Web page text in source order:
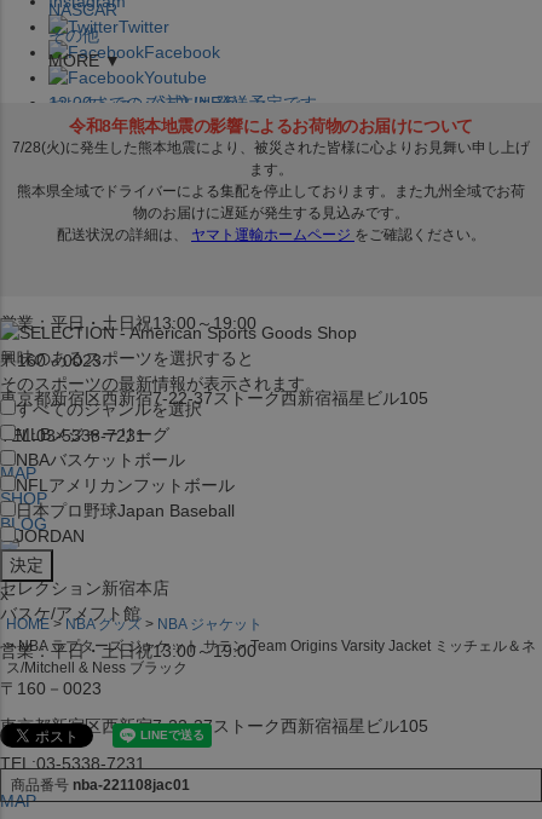
Twitter
Facebook
Youtube
セレクション公式LINE@
営業：平日・土日祝13:00～19:00
〒160－0023
東京都新宿区西新宿7-22-37ストーク西新宿福星ビル105
TEL:03-5338-7231
MAP
SHOP
BLOG
セレクション新宿本店
バスケ/アメフト館
営業：平日・土日祝13:00～19:00
〒160－0023
東京都新宿区西新宿7-22-37ストーク西新宿福星ビル105
TEL:03-5338-7231
MAP
NASCAR
その他
MORE ▼
12:00までのご注文は発送予定です。
在庫品は 1-3営業日内で発送!! ※お取寄せ商品は対象外
興味のあるスポーツを選択すると
そのスポーツの最新情報が表示されます。
すべてのジャンルを選択
MLBメジャーリーグ
NBAバスケットボール
NFL アメリカンフットボール
日本プロ野球Japan Baseball
JORDAN
x
HOME NBA グッズ
NBA ジャケット
NBA ラプターズ ジャケット サテン Team Origins Varsity Jacket ミッチェル＆ネ
ス/Mitchell & Ness ブラック
商品番号 nba-221108jac01